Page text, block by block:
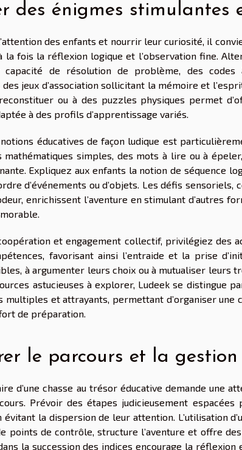
des énigmes stimulantes
des enfants et nourrir leur curiosité, il
la fois la réflexion logique et l’observation fine.
capacité de résolution de problème, des
jeux d’association sollicitant la mémoire et
ou à des puzzles physiques permet
à des profils d’apprentissage variés.
éducatives de façon ludique est
mathématiques simples, des mots à lire ou à
Expliquez aux enfants la notion de séquence
d’événements ou d’objets. Les défis
enrichissent l’aventure en stimulant d’autres
et engagement collectif, privilégiez des
favorisant ainsi l’entraide et la prise
à argumenter leurs choix ou à mutualiser leurs
astucieuses à explorer, Ludeek se distingue
multiples et attrayants, permettant d’organiser une
de préparation.
le parcours et la
d’une chasse au trésor éducative demande une
Prévoir des étapes judicieusement espacées
évitant la dispersion de leur attention. L’utilisation
points de contrôle, structure l’aventure et offre
la succession des indices encourage la